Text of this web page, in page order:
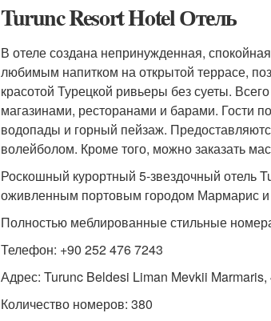
Turunc Resort Hotel Отель
В отеле создана непринужденная,
любимым напитком на открытой террасе,
красотой Турецкой ривьеры без суеты.
магазинами, ресторанами и барами. Гости
водопады и горный пейзаж.
волейболом. Кроме того, можно заказать
Роскошный курортный 5-звездочный отель
оживленным портовым городом Мармарис и
Полностью меблированные стильные
Телефон: +90 252 476 7243
Адрес: Turunc Beldesi Liman Mevkii Marmaris,
Количество номеров: 380